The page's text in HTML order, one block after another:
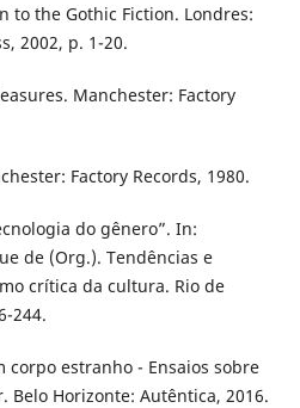
to the Gothic Fiction. Londres:
2002, p. 1-20.
Manchester: Factory
Factory Records, 1980.
do gênero”. In:
de (Org.). Tendências e
crítica da cultura. Rio de
244.
corpo estranho - Ensaios sobre
Belo Horizonte: Autêntica, 2016.